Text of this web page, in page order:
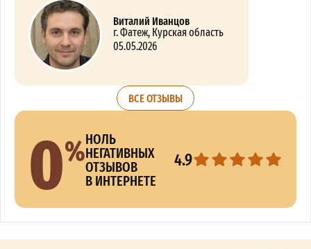
Виталий Иванцов
г. Фатеж, Курская область
05.05.2026
ВСЕ ОТЗЫВЫ
0%НОЛЬ
НЕГАТИВНЫХ
ОТЗЫВОВ
В ИНТЕРНЕТЕ
4.9